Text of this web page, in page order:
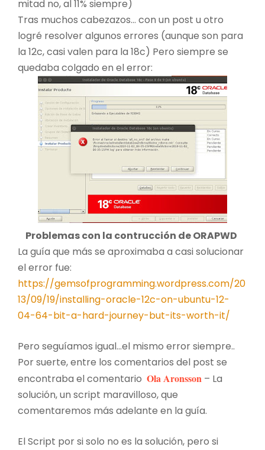
mitad no, al 11% siempre)
Tras muchos cabezazos… con un post u otro
logré resolver algunos errores (aunque son para
la 12c, casi valen para la 18c) Pero siempre se
quedaba colgado en el error:
Problemas con la contrucción de ORAPWD
La guía que más se aproximaba a casi solucionar
el error fue:
https://gemsofprogramming.wordpress.com/20
13/09/19/installing-oracle-12c-on-ubuntu-12-
04-64-bit-a-hard-journey-but-its-worth-it/
Pero seguíamos igual…el mismo error siempre..
Por suerte, entre los comentarios del post se
encontraba el comentario Ola Aronsson – La
solución, un script maravilloso, que
comentaremos más adelante en la guía.
El Script por si solo no es la solución, pero si